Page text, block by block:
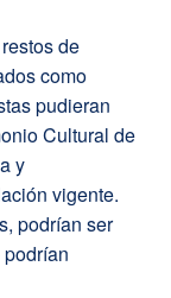
de
como
pudieran
Cultural de
y
vigente.
podrían ser